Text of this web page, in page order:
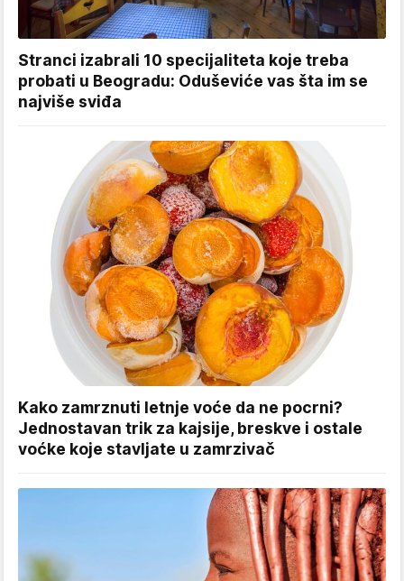
Stranci izabrali 10 specijaliteta koje treba
probati u Beogradu: Oduševiće vas šta im se
najviše sviđa
Kako zamrznuti letnje voće da ne pocrni?
Jednostavan trik za kajsije, breskve i ostale
voćke koje stavljate u zamrzivač